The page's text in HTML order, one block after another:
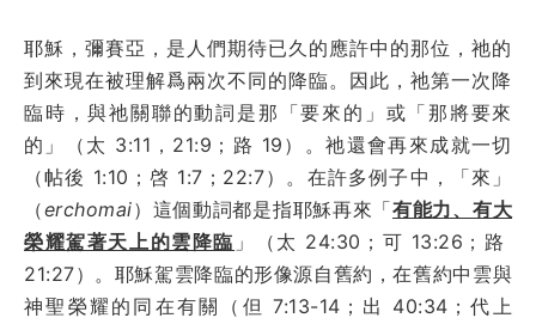
耶穌，彌賽亞，是人們期待已久的應許中的那位，祂的
到來現在被理解爲兩次不同的降臨。因此，祂第一次降
臨時，與祂關聯的動詞是那「要來的」或「那將要來
的」（太 3:11，21:9；路 19）。祂還會再來成就一切
（帖後 1:10；啓 1:7；22:7）。在許多例子中，「來」
（erchomai）這個動詞都是指耶穌再來「有能力、有大
榮耀駕著天上的雲降臨 」（太 24:30；可 13:26；路
21:27）。耶穌駕雲降臨的形像源自舊約，在舊約中雲與
神聖榮耀的同在有關（但 7:13-14；出 40:34；代上